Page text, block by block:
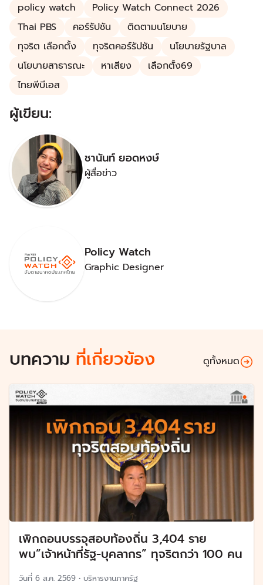
policy watch
Policy Watch Connect 2026
Thai PBS
คอร์รัปชัน
ติดตามนโยบาย
ทุจริต เลือกตั้ง
ทุจริตคอร์รัปชัน
นโยบายรัฐบาล
นโยบายสาธารณะ
หาเสียง
เลือกตั้ง69
ไทยพีบีเอส
ผู้เขียน:
ชานันท์ ยอดหงษ์
ผู้สื่อข่าว
Policy Watch
Graphic Designer
บทความ ที่เกี่ยวข้อง ดูทั้งหมด
เพิกถอนบรรจุสอบท้องถิ่น 3,404 ราย
พบ”เจ้าหน้าที่รัฐ-บุคลากร” ทุจริตกว่า 100 คน
วันที่ 6 ส.ค. 2569 • บริหารงานภาครัฐ